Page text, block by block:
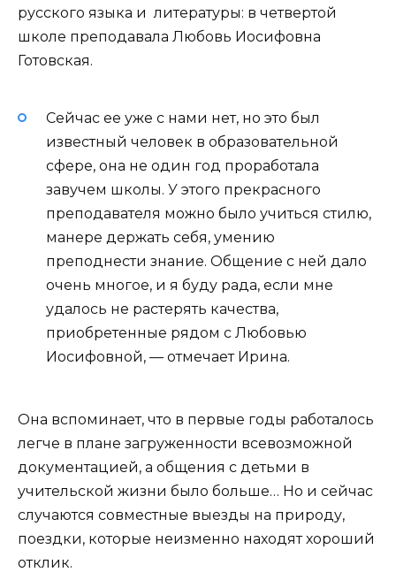
русского языка и литературы: в четвертой
школе преподавала Любовь Иосифовна
Готовская.
Сейчас ее уже с нами нет, но это был
известный человек в образовательной
сфере, она не один год проработала
завучем школы. У этого прекрасного
преподавателя можно было учиться стилю,
манере держать себя, умению
преподнести знание. Общение с ней дало
очень многое, и я буду рада, если мне
удалось не растерять качества,
приобретенные рядом с Любовью
Иосифовной, — отмечает Ирина.
Она вспоминает, что в первые годы работалось
легче в плане загруженности всевозможной
документацией, а общения с детьми в
учительской жизни было больше… Но и сейчас
случаются совместные выезды на природу,
поездки, которые неизменно находят хороший
отклик.